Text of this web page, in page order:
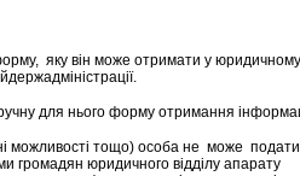
яку він може отримати у юридичному
для нього форму отримання
тощо) особа не може
громадян юридичного відділу апарату